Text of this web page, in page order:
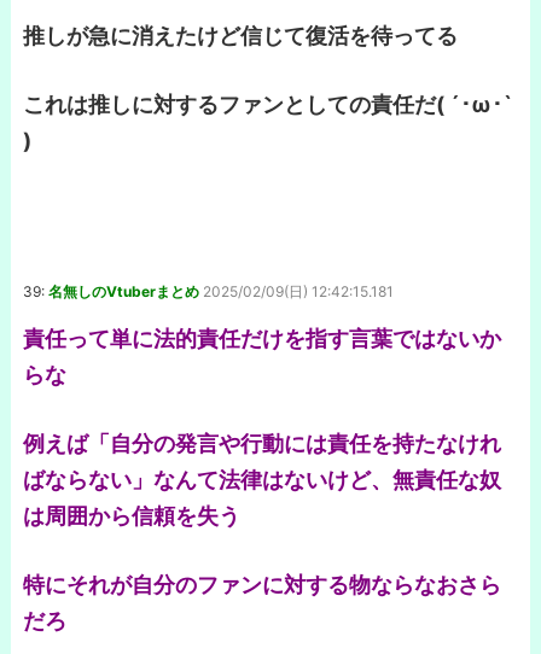
推しが急に消えたけど信じて復活を待ってる
これは推しに対するファンとしての責任だ( ´･ω･`
)
39: 名無しのVtuberまとめ 2025/02/09(日) 12:42:15.181
責任って単に法的責任だけを指す言葉ではないか
らな
例えば「自分の発言や行動には責任を持たなけれ
ばならない」なんて法律はないけど、無責任な奴
は周囲から信頼を失う
特にそれが自分のファンに対する物ならなおさら
だろ